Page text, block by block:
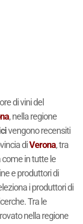
di vini del
, nella regione
vengono recensiti
diVerona, tra
come in tutte le
e produttori di
i produttori di
Tra le
nella regione